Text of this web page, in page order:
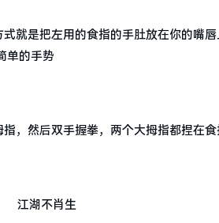
就是把左用的食指的手肚放在你的嘴
单的手势
指，然后双手握拳，两个大拇指都捏在